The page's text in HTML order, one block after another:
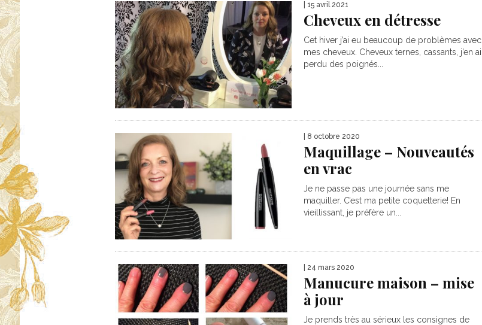
| 15 avril 2021
Cheveux en détresse
Cet hiver j’ai eu beaucoup de problèmes avec
mes cheveux. Cheveux ternes, cassants, j’en ai
perdu des poignés...
| 8 octobre 2020
Maquillage – Nouveautés
en vrac
Je ne passe pas une journée sans me
maquiller. C’est ma petite coquetterie! En
vieillissant, je préfère un...
| 24 mars 2020
Manucure maison – mise
à jour
Je prends très au sérieux les consignes de